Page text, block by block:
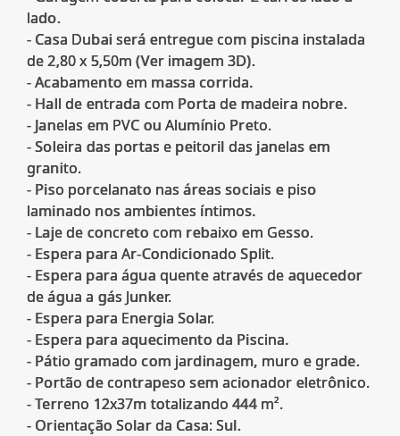
lado.
- Casa Dubai será entregue com piscina instalada
de 2,80 x 5,50m (Ver imagem 3D).
- Acabamento em massa corrida.
- Hall de entrada com Porta de madeira nobre.
- Janelas em PVC ou Alumínio Preto.
- Soleira das portas e peitoril das janelas em
granito.
- Piso porcelanato nas áreas sociais e piso
laminado nos ambientes íntimos.
- Laje de concreto com rebaixo em Gesso.
- Espera para Ar-Condicionado Split.
- Espera para água quente através de aquecedor
de água a gás Junker.
- Espera para Energia Solar.
- Espera para aquecimento da Piscina.
- Pátio gramado com jardinagem, muro e grade.
- Portão de contrapeso sem acionador eletrônico.
- Terreno 12x37m totalizando 444 m².
- Orientação Solar da Casa: Sul.